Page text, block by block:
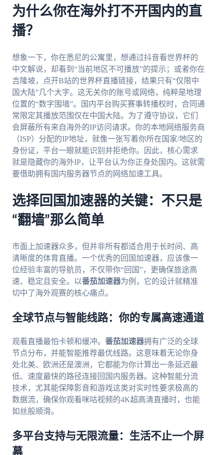
为什么你在海外打不开国内的直
播？
想象一下，你在悉尼的公寓里，想通过抖音看世界杯的
中文解说，却看到“当前地区不可播放”的提示；或者你在
吉隆坡，点开B站的世界杯直播链接，结果只有“仅限中
国大陆”几个大字。这无关你的账号或网络，纯粹是地理
位置的“数字围墙”。国内平台购买赛事转播权时，合同通
常限定其播放范围仅在中国大陆。为了遵守协议，它们
会屏蔽所有来自海外的IP访问请求。你的本地网络服务商
（ISP）分配的IP地址，就像一张写着你所在国家/地区的
身份证，平台一眼就能识别并拒绝你。因此，核心需求
就是隐藏你的海外IP，让平台认为你正身处国内。这就需
要借助拥有国内服务器节点的网络加速工具。
选择回国加速器的关键：不只是
“翻墙”那么简单
市面上加速器众多，但并非所有都适合用于长时间、高
清晰度的体育直播。一个优秀的回国加速器，应该像一
位经验丰富的导航员，不仅带你“回国”，更确保旅途高
速、稳定且安全。以番茄加速器为例，它的设计就精准
切中了海外观赛的核心痛点。
全球节点与智能线路：你的专属高速通道
观看直播最怕卡顿和缓冲。 番茄加速器拥有广泛的全球
节点分布，并能智能推荐最优线路。这意味着无论你身
处北美、欧洲还是澳洲，它都能为你计算出一条延迟最
低、速度最快的路径连接回国内服务器。这种智能分流
技术，尤其能保障影音和游戏这类对实时性要求极高的
数据流，确保你观看咪咕视频的4K超高清直播时，也能
如丝般顺滑。
多平台支持与无限流量：生活不止一个屏
幕